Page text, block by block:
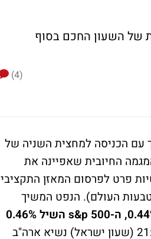
למרות הצלחת המכירות של השעון החכם בסוף
(4)
עם הכניסה למחצית השניה של
החיובית שאפיינה את
פרט לפרסום המאזן התקציבי
העולם). הנפט המשיך
הדאו ג'ונס נחלש 0.44%, ה-s&p 500 השיל 0.46%
בשעה 21:00 (שעון ישראל) נשיא ארה"ב